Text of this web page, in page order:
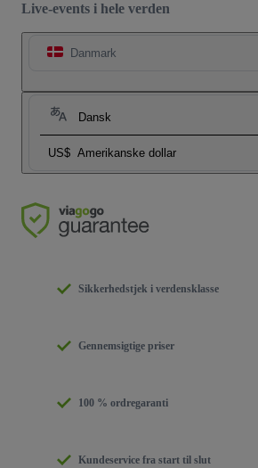
Live-events i hele verden
Danmark
Dansk
US$ Amerikanske dollar
Sikkerhedstjek i verdensklasse
Gennemsigtige priser
100 % ordregaranti
Kundeservice fra start til slut